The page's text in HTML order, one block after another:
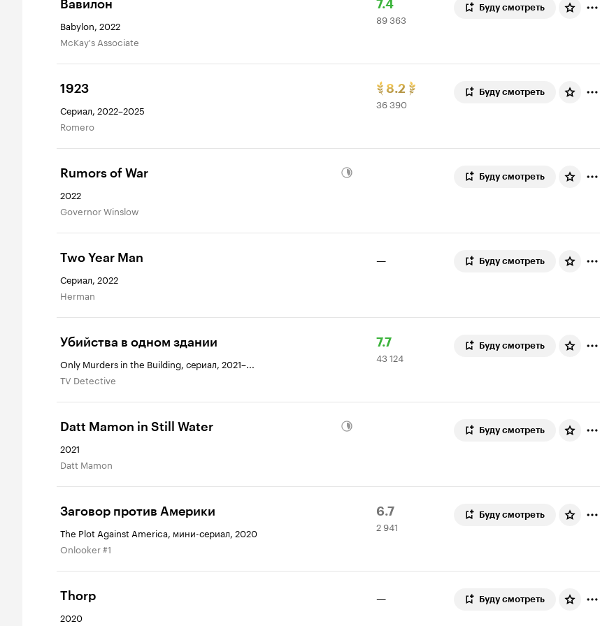
Вавилон
Babylon, 2022
McKay's Associate
Рейтинг
Кинопоиска
7.4
89
363
89 363
Буду смотреть
1923
Сериал, 2022–2025
Romero
Рейтинг
Кинопоиска
8.2
36
390
36 390
Буду смотреть
Rumors of War
2022
Governor Winslow
Буду смотреть
Two Year Man
Сериал, 2022
Herman
— Буду смотреть
Убийства в одном здании
Only Murders in the Building, сериал, 2021–...
TV Detective
Рейтинг
Кинопоиска
7.7
43
124
43 124
Буду смотреть
Datt Mamon in Still Water
2021
Datt Mamon
Буду смотреть
Заговор против Америки
The Plot Against America, мини-сериал, 2020
Onlooker #1
Рейтинг
Кинопоиска
6.7
2
941
2 941
Буду смотреть
Thorp
2020
— Буду смотреть